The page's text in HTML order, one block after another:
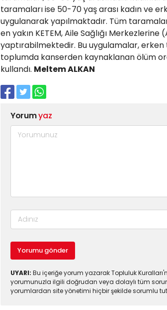
taramaları ise 50-70 yaş arası kadın ve
uygulanarak yapılmaktadır. Tüm
en yakın KETEM, Aile Sağlığı
yaptırabilmektedir. Bu uygulamalar, erken
toplumda kanserden kaynaklanan ölüm
kullandı. Meltem ALKAN
Yorumyaz
Yorumu gönder
UYARI: Bu içeriğe yorum yazarak Topluluk
yorumunuzla ilgili doğrudan veya dolaylı tüm
yorumlardan site yönetimi hiçbir şekilde sorumlu